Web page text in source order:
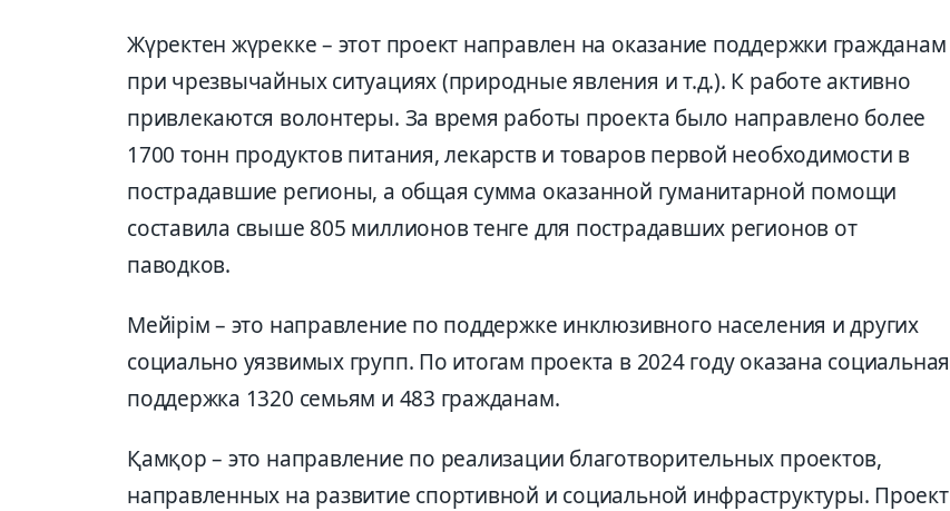
Жүректен жүрекке – этот проект направлен на оказание поддержки гражданам
при чрезвычайных ситуациях (природные явления и т.д.). К работе активно
привлекаются волонтеры. За время работы проекта было направлено более
1700 тонн продуктов питания, лекарств и товаров первой необходимости в
пострадавшие регионы, а общая сумма оказанной гуманитарной помощи
составила свыше 805 миллионов тенге для пострадавших регионов от
паводков.
Мейірім – это направление по поддержке инклюзивного населения и других
социально уязвимых групп. По итогам проекта в 2024 году оказана социальная
поддержка 1320 семьям и 483 гражданам.
Қамқор – это направление по реализации благотворительных проектов,
направленных на развитие спортивной и социальной инфраструктуры. Проект